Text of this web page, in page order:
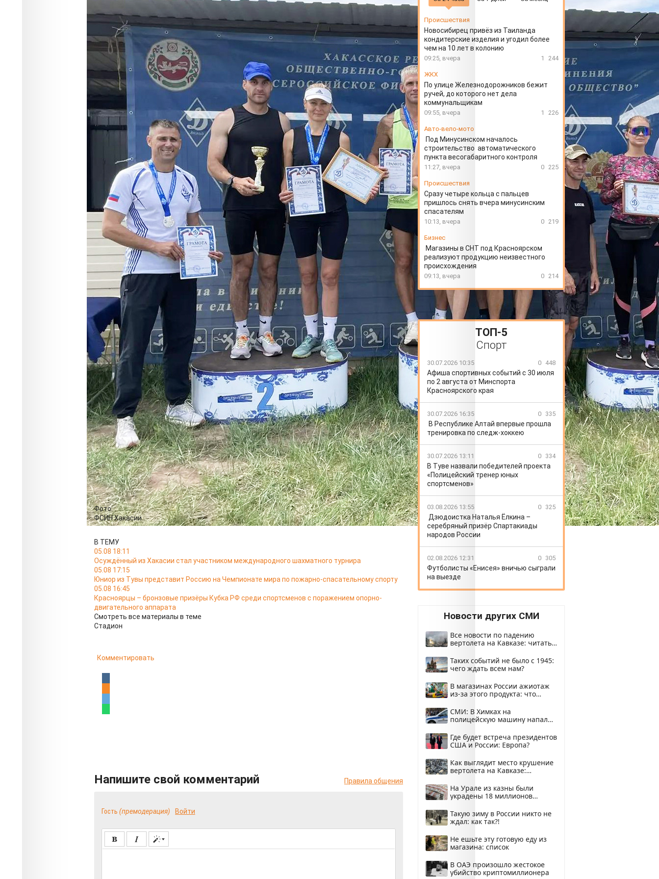
«Динамо» по служебному биатлону
Спорт
02.07.2026 16:05
342
В Хакасии завершились соревнования чемпионата регионального отделения общества
«Динамо» по служебному биатлону. В упорной борьбе убедительную победу одержала
команда пенитенциарного ведомства республики.
За звание сильнейших боролись представители силовых ведомств. Состав команд был
смешанным, от каждой на старт выходили трое мужчин и одна женщина. Участникам
предстояло показать высокую скорость и продемонстрировать меткость. Мужчины
преодолевали дистанцию в 3 000 метров, женщины — 1 500 метров. На пути спортсменов
ждали два огневых рубежа, где стрельба велась из пистолета Макарова.
Сотрудники уголовно-исполнительной системы лучше других справились с поставленной
задачей, показав минимальное время и точную стрельбу, что позволило им занять высшую
ступень пьедестала почета.
По итогам соревнований призовые места распределились следующим образом: первое
место — УФСИН, второе — МВД, третье - у управления Росгвардии.
Фото:
ФСИН Хакасии
В ТЕМУ
05.08 18:11
Осуждённый из Хакасии стал участником международного шахматного турнира
05.08 17:15
Юниор из Тувы представит Россию на Чемпионате мира по пожарно-спасательному спорту
05.08 16:45
Красноярцы – бронзовые призёры Кубка РФ среди спортсменов с поражением опорно-
двигательного аппарата
Смотреть все материалы в теме
Стадион
Комментировать
Напишите свой комментарий Правила общения
Гость (премодерация) Войти
Происшествия
Новосибирец привёз из Таиланда
кондитерские изделия и угодил более
чем на 10 лет в колонию
09:25, вчера 1 244
ЖКХ
По улице Железнодорожников бежит
ручей, до которого нет дела
коммунальщикам
09:55, вчера 1 226
Авто-вело-мото
Под Минусинском началось
строительство автоматического
пункта весогабаритного контроля
11:27, вчера 0 225
Происшествия
Сразу четыре кольца с пальцев
пришлось снять вчера минусинским
спасателям
10:13, вчера 0 219
Бизнес
Магазины в СНТ под Красноярском
реализуют продукцию неизвестного
происхождения
09:13, вчера 0 214
ТОП-5
Спорт
30.07.2026 10:35 0 448
Афиша спортивных событий с 30 июля
по 2 августа от Минспорта
Красноярского края
30.07.2026 16:35 0 335
В Республике Алтай впервые прошла
тренировка по следж-хоккею
30.07.2026 13:11 0 334
В Туве назвали победителей проекта
«Полицейский тренер юных
спортсменов»
03.08.2026 13:55 0 325
Дзюдоистка Наталья Ёлкина –
серебряный призёр Спартакиады
народов России
02.08.2026 12:31 0 305
Футболисты «Енисея» вничью сыграли
на выезде
Новости других СМИ
Все новости по падению
вертолета на Кавказе: читать
Таких событий не было с 1945:
чего ждать всем нам?
В магазинах России ажиотаж
из-за этого продукта: что
СМИ: В Химках на
полицейскую машину напали
Где будет встреча президентов
США и России: Европа?
Как выглядит место крушение
вертолета на Кавказе:
На Урале из казны были
украдены 18 миллионов
Такую зиму в России никто не
ждал: как так?!
Не ешьте эту готовую еду из
магазина: список
В ОАЭ произошло жестокое
убийство криптомиллионера